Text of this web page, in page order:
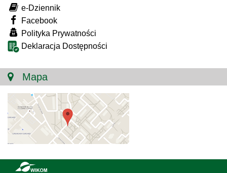
e-Dziennik
Facebook
Polityka Prywatności
Deklaracja Dostępności
Mapa